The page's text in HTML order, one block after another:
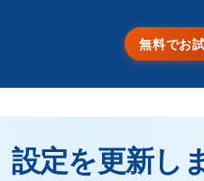
無料でお
定を更新し